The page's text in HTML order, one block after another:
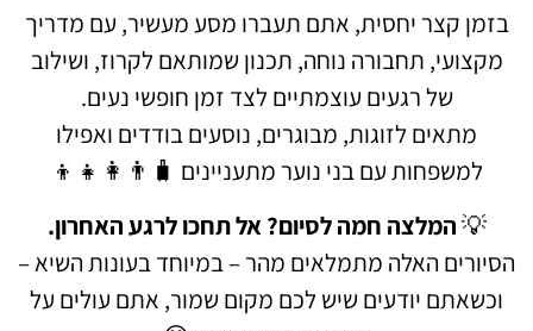
בזמן קצר יחסית, אתם תעברו מסע מעשיר, עם מדריך
מקצועי, תחבורה נוחה, תכנון שמותאם לקרוז, ושילוב
של רגעים עוצמתיים לצד זמן חופשי נעים.
מתאים לזוגות, מבוגרים, נוסעים בודדים ואפילו
למשפחות עם בני נוער מתעניינים 🧳👨‍👩‍👧‍👦
💡המלצה חמה לסיום? אל תחכו לרגע האחרון.
הסיורים האלה מתמלאים מהר – במיוחד בעונות השיא –
וכשאתם יודעים שיש לכם מקום שמור, אתם עולים על